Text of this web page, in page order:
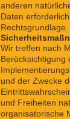
anderen
Daten
Rechtsgrundlage.
Wir treffen nach
Berücksichtigung
und der Zwecke
und Freiheiten
organisatorische